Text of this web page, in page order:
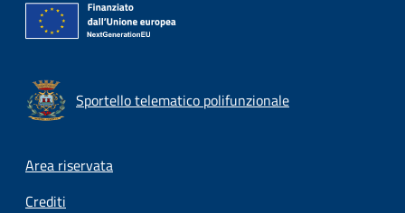
Sportello telematico polifunzionale
Footer menu
Area riservata
Crediti